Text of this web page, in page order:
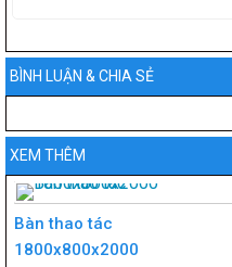
BÌNH LUẬN & CHIA SẺ
XEM THÊM
Bàn thao tác
1800x800x2000